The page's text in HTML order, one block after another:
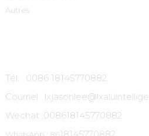
Autres
Tél. : 0086 18145770882
Courriel :
Wechat :008618145770882